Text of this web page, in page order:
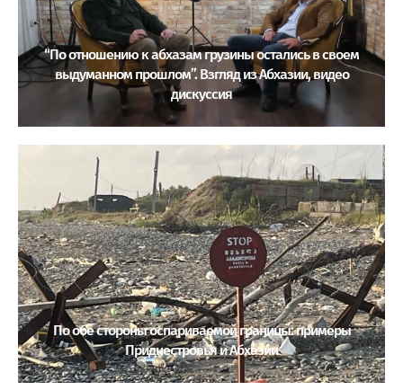
“По отношению к абхазам грузины остались в своем
выдуманном прошлом”. Взгляд из Абхазии, видео
дискуссия
По обе стороны оспариваемой границы: примеры
Приднестровья и Абхазии